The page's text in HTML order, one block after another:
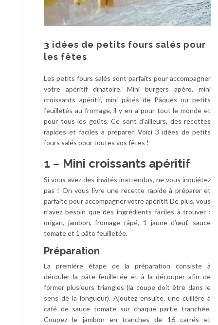
3 idées de petits fours salés pour
les fêtes
Les petits fours salés sont parfaits pour accompagner
votre apéritif dînatoire. Mini burgers apéro, mini
croissants apéritif, mini pâtés de Pâques ou petits
feuilletés au fromage, il y en a pour tout le monde et
pour tous les goûts. Ce sont d’ailleurs, des recettes
rapides et faciles à préparer. Voici 3 idées de petits
fours salés pour toutes vos fêtes !
1 – Mini croissants apéritif
Si vous avez des invités inattendus, ne vous inquiétez
pas ! On vous livre une recette rapide à préparer et
parfaite pour accompagner votre apéritif. De plus, vous
n’avez besoin que des ingrédients faciles à trouver :
origan, jambon, fromage râpé, 1 jaune d’œuf, sauce
tomate et 1 pâte feuilletée.
Préparation
La première étape de la préparation consiste à
dérouler la pâte feuilletée et à la découper afin de
former plusieurs triangles (la coupe doit être dans le
sens de la longueur). Ajoutez ensuite, une cuillère à
café de sauce tomate sur chaque partie tranchée.
Coupez le jambon en tranches de 16 carrés et